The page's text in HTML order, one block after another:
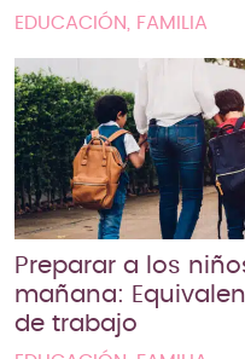
EDUCACIÓN, FAMILIA
Preparar a los
mañana:
de trabajo